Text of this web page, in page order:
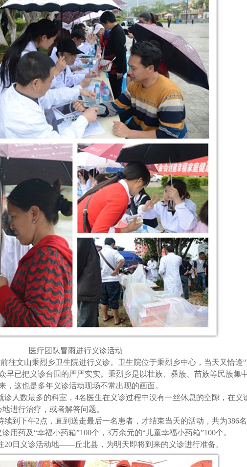
医疗团队冒雨进行义诊活动
往文山秉烈乡卫生院进行义诊。卫生院位于秉烈乡中心，当天又恰逢“
早已把义诊台围的严严实实。秉烈乡是以壮族、彝族、苗族等民族集
这也是多年义诊活动现场不常出现的画面。
人数最多的科室，4名医生在义诊过程中没有一丝休息的空隙，在义
进行治疗，或者解答问题。
续到下午2点，直到送走最后一名患者，才结束当天的活动，共为386
用药及“幸福小药箱”100个，3万余元的“儿童幸福小药箱”100个。
20日义诊活动地——丘北县，为明天即将到来的义诊进行准备。